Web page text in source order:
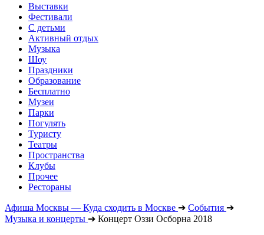
Выставки
Фестивали
С детьми
Активный отдых
Музыка
Шоу
Праздники
Образование
Бесплатно
Музеи
Парки
Погулять
Туристу
Театры
Пространства
Клубы
Прочее
Рестораны
Афиша Москвы — Куда сходить в Москве ➔ События ➔
Музыка и концерты ➔ Концерт Оззи Осборна 2018